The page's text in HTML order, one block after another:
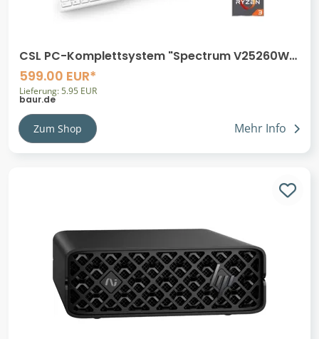
CSL PC-Komplettsystem "Spectrum V25260W",
Energieeffizienz: E (A-G), weiß, Microsoft
Windows 11 Home (64 Bit), 16 GB RAM 1.000 GB
SSD, Computer_Komplettsysteme
599.00 EUR*
Lieferung: 5.95 EUR
baur.de
Zum Shop Mehr Info